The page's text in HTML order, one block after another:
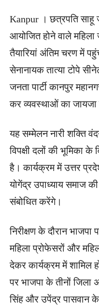
Kanpur । छत्रपति साहू
आयोजित होने वाले
तैयारियां अंतिम चरण में
सेनानायक तात्या टोपे
जनता पार्टी कानपुर
कर व्यवस्थाओं का जायजा
यह सम्मेलन नारी शक्ति
विपक्षी दलों की भूमिका के
है। कार्यक्रम में उत्तर
योगेंद्र उपाध्याय समाज
संबोधित करेंगे।
निरीक्षण के दौरान भाजपा
महिला प्रोफेसरों और
देकर कार्यक्रम में शामिल
पर भाजपा के तीनों जिला
सिंह और उपेंद्र पासवान के